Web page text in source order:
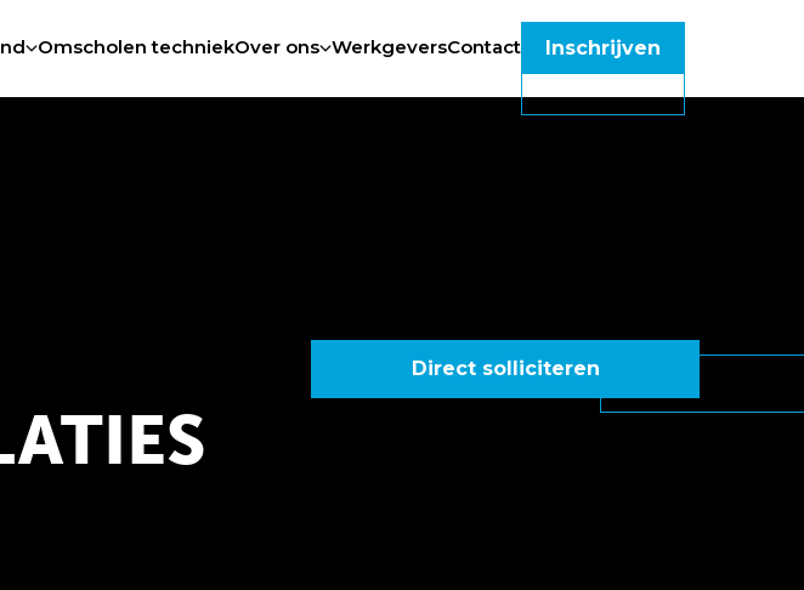
Omscholen techniekOver ons WerkgeversContact Inschrijven
Direct solliciteren